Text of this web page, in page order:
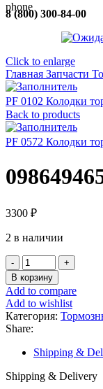
8 (800) 300-84-00
Click to enlarge
Главная Запчасти
PF 0102 Колодки
Back to products
PF 0572 Колодки
3300 ₽
2 в наличии
Количество
товара
0986494658
Колодка
торм.зад.
(SP1998)
Skoda
Octavia
A3
Rapid
В корзину
Add to compare
Add to wishlist
Категория:
Share:
Shipping &
Shipping & Delivery